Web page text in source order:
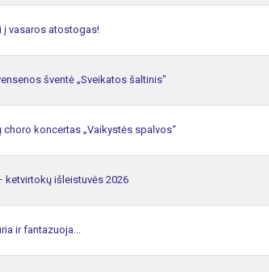
į vasaros atostogas!
šventė „Sveikatos šaltinis"
koncertas „Vaikystės spalvos“
ketvirtokų išleistuvės 2026
ir fantazuoja...